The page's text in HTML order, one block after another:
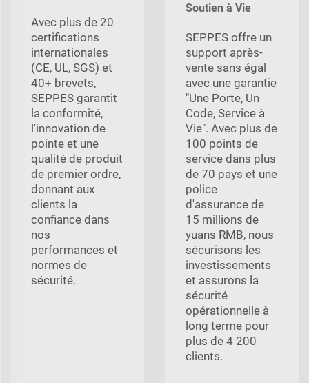
Avec plus de 20
certifications
internationales
(CE, UL, SGS) et
40+ brevets,
SEPPES garantit
la conformité,
l'innovation de
pointe et une
qualité de produit
de premier ordre,
donnant aux
clients la
confiance dans
nos
performances et
normes de
sécurité.
Soutien à Vie
SEPPES offre un
support après-
vente sans égal
avec une garantie
"Une Porte, Un
Code, Service à
Vie". Avec plus de
100 points de
service dans plus
de 70 pays et une
police
d'assurance de
15 millions de
yuans RMB, nous
sécurisons les
investissements
et assurons la
sécurité
opérationnelle à
long terme pour
plus de 4 200
clients.